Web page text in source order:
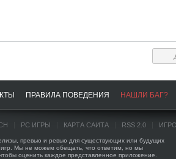
ПРАВИЛА ПОВЕДЕНИЯ НАШЛИ БАГ?
PC ИГРЫ КАРТА САЙТА RSS 2.0
превью и ревью для существующих или будущих
Мы не можем обещать, что ответим, но мы
оценить каждое представленное приложение.